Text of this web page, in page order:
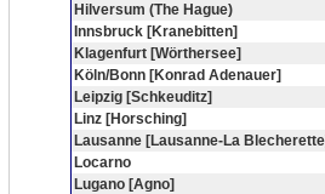
Hilversum (The Hague)
Innsbruck [Kranebitten]
Klagenfurt [Wörthersee]
Köln/Bonn [Konrad Adenauer]
Leipzig [Schkeuditz]
Linz [Horsching]
Lausanne [Lausanne-La
Locarno
Lugano [Agno]